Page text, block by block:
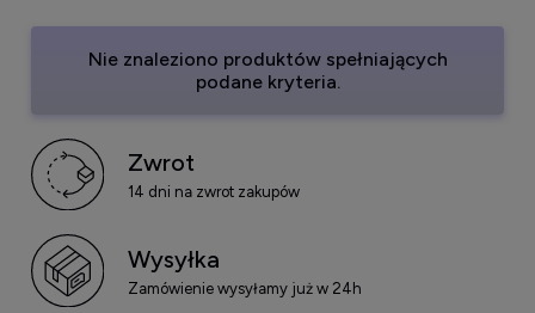
Nie znaleziono produktów spełniających
podane kryteria.
Zwrot
14 dni na zwrot zakupów
Wysyłka
Zamówienie wysyłamy już w 24h